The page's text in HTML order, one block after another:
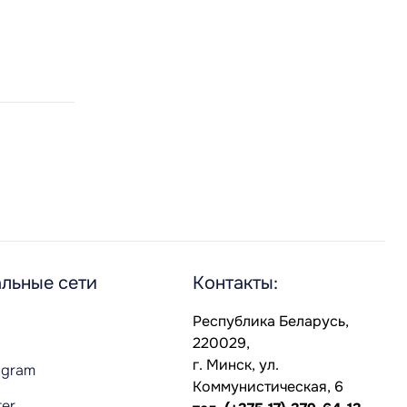
сети Контакты:
Республика Беларусь,
220029,
г. Минск, ул.
Коммунистическая, 6